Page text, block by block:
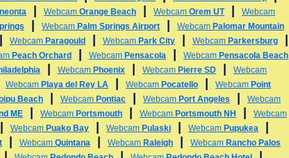
Webcam Orange Beach Webcam Orem UT
Webcam
Webcam Palm Springs Airport Webcam Palomar Mountain
Webcam Paragould Webcam Park City Webcam Parkersburg
Peach Orchard Webcam Pensacola Webcam Pensacola Beach
Webcam Phoenix Webcam Pierre SD
Webcam
Webcam Playa del Rey LA Webcam Pocatello Webcam Point
Beach Webcam Pontiac Webcam Port Angeles
Webcam
ME Webcam Portsmouth Webcam Portsmouth NH
Webcam
Webcam Puako Bay Webcam Pulaski Webcam Pupukea
Webcam Quintana Webcam Raleigh Webcam Rancho Palos